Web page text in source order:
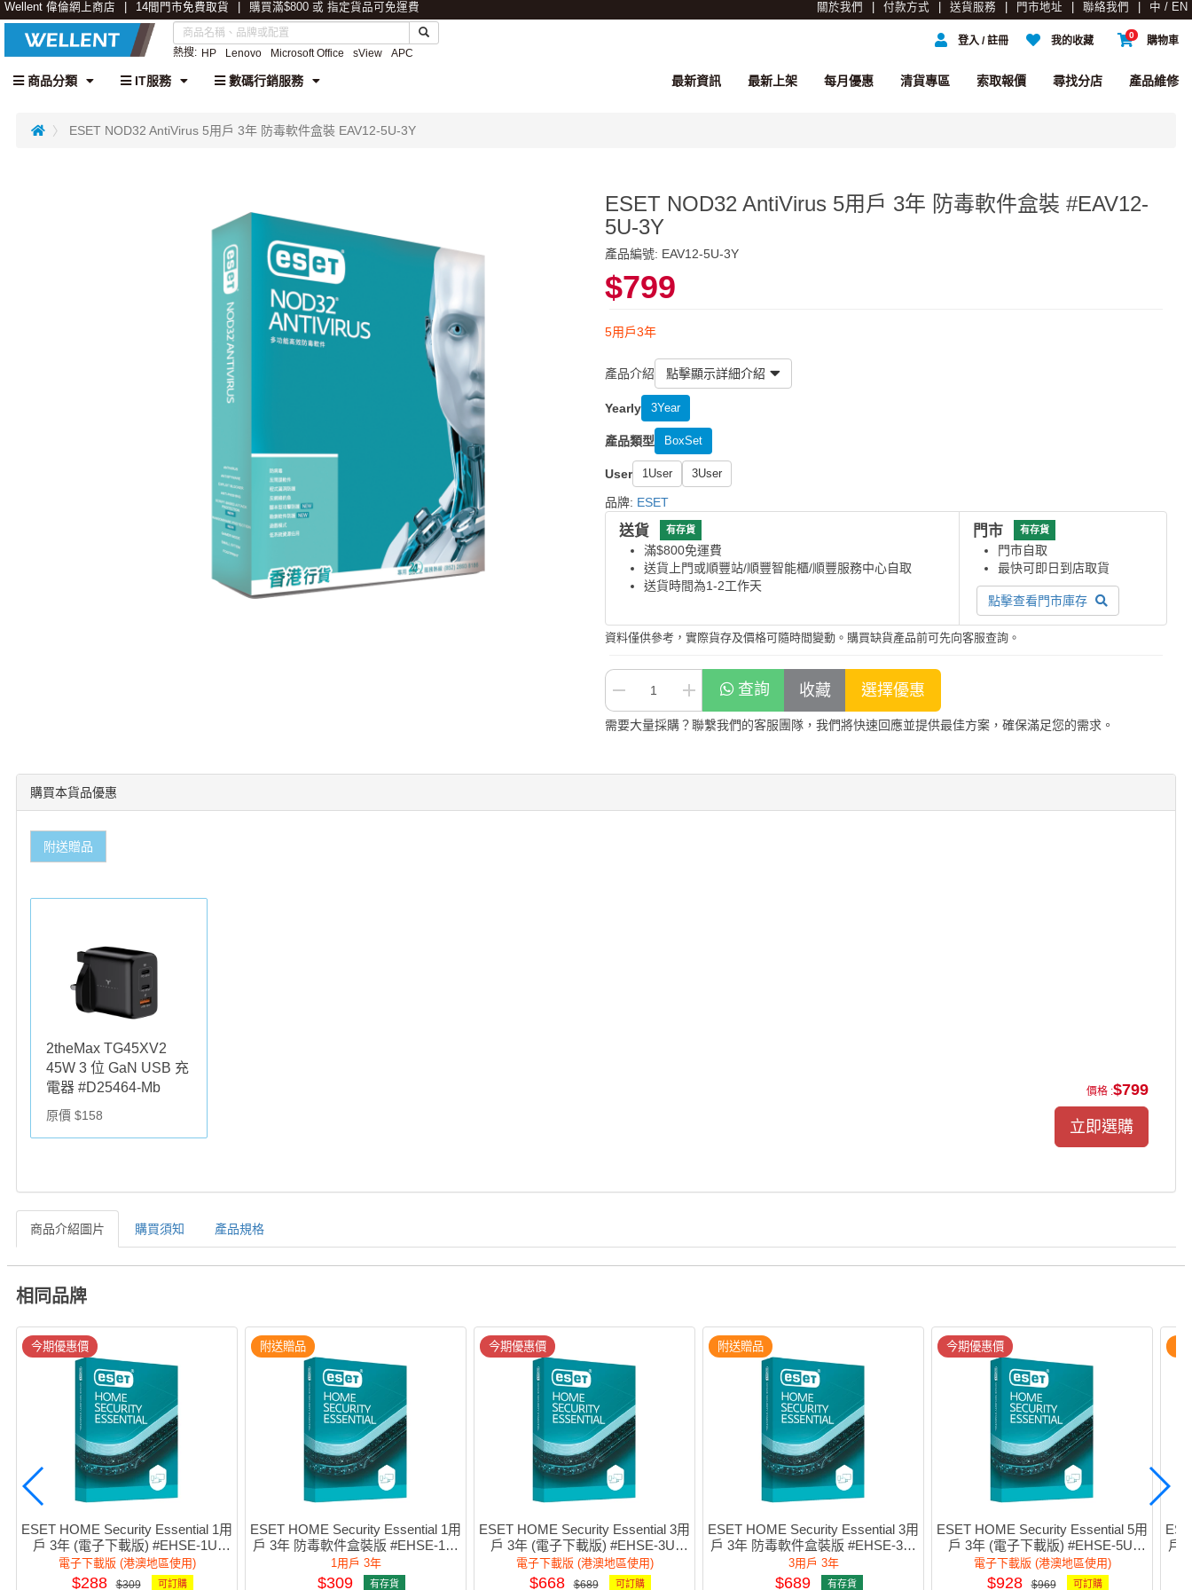
Wellent 偉倫網上商店 14間門市免費取貨 購買滿$800 或 指定貨品可免運費 關於我們 付款方式 送貨服務 門市地址 聯絡我們 中 / EN
熱搜: HP Lenovo Microsoft Office sView APC
0 購物車
我的收藏
登入 / 註冊
商品分類 IT服務 數碼行銷服務 產品維修
尋找分店
索取報價
清貨專區
每月優惠
最新上架
最新資訊
ESET NOD32 AntiVirus 5用戶 3年 防毒軟件盒裝 EAV12-5U-3Y
ESET NOD32 AntiVirus 5用戶 3年 防毒軟件盒裝 #EAV12-
5U-3Y
產品編號: EAV12-5U-3Y
$799
5用戶3年
產品介紹 點擊顯示詳細介紹
Yearly 3Year
產品類型 BoxSet
User 1User 3User
品牌: ESET
送貨 有存貨
滿$800免運費
送貨上門或順豐站/順豐智能櫃/順豐服務中心自取
送貨時間為1-2工作天
門市 有存貨
門市自取
最快可即日到店取貨
點擊查看門市庫存
資料僅供參考，實際貨存及價格可隨時間變動。購買缺貨產品前可先向客服查詢。
查詢
需要大量採購？聯繫我們的客服團隊，我們將快速回應並提供最佳方案，確保滿足您的需求。
購買本貨品優惠
附送贈品
2theMax TG45XV2
45W 3 位 GaN USB 充
電器 #D25464-Mb
原價 $158
價格 :$799
商品介紹圖片 購買須知 產品規格
相同品牌
今期優惠價
ESET HOME Security Essential 1用
戶 3年 (電子下載版) #EHSE-1U-
3Y(e)
電子下載版 (港澳地區使用)
$288 $309 可訂購
附送贈品
ESET HOME Security Essential 1用
戶 3年 防毒軟件盒裝版 #EHSE-1U-
3Y
1用戶 3年
$309 有存貨
今期優惠價
ESET HOME Security Essential 3用
戶 3年 (電子下載版) #EHSE-3U-
3Y(e)
電子下載版 (港澳地區使用)
$668 $689 可訂購
附送贈品
ESET HOME Security Essential 3用
戶 3年 防毒軟件盒裝版 #EHSE-3U-
3Y
3用戶 3年
$689 有存貨
今期優惠價
ESET HOME Security Essential 5用
戶 3年 (電子下載版) #EHSE-5U-
3Y(e)
電子下載版 (港澳地區使用)
$928 $969 可訂購
戶